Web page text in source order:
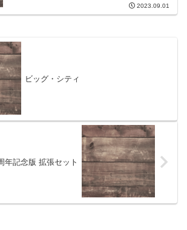
2023.09.01
ビッグ・シティ
年記念版 拡張セット